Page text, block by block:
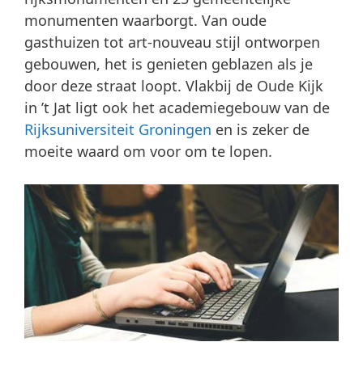
monumenten waarborgt. Van oude
gasthuizen tot art-nouveau stijl ontworpen
gebouwen, het is genieten geblazen als je
door deze straat loopt. Vlakbij de Oude Kijk
in ’t Jat ligt ook het academiegebouw van de
Rijksuniversiteit Groningen en is zeker de
moeite waard om voor om te lopen.